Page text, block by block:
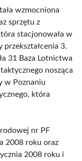
wzmocniona
sprzętu z
stacjonowała w
3.
31 Baza Lotnictwa
nosząca
w Poznaniu
która
nr PF
2008 roku oraz
2008 roku i